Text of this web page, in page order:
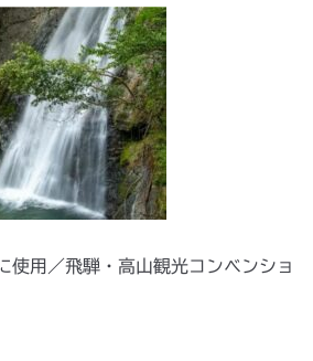
使用／飛騨・高山観光コンベンショ